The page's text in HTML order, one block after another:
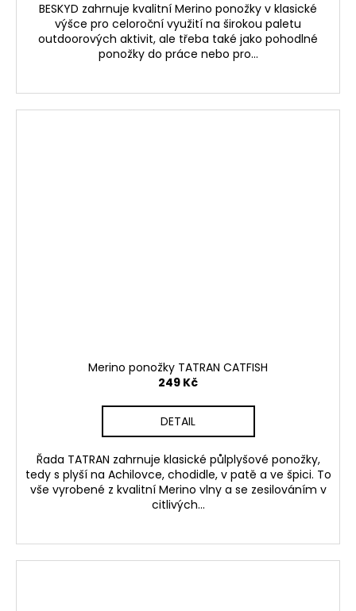
BESKYD zahrnuje kvalitní Merino ponožky v klasické
výšce pro celoroční využití na širokou paletu
outdoorových aktivit, ale třeba také jako pohodlné
ponožky do práce nebo pro...
Merino ponožky TATRAN CATFISH
249 Kč
DETAIL
Řada TATRAN zahrnuje klasické půlplyšové ponožky,
tedy s plyší na Achilovce, chodidle, v patě a ve špici. To
vše vyrobené z kvalitní Merino vlny a se zesilováním v
citlivých...